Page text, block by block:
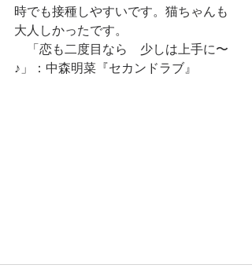
時でも接種しやすいです。猫ちゃんも
大人しかったです。
「恋も二度目なら　少しは上手に〜
♪」：中森明菜『セカンドラブ』